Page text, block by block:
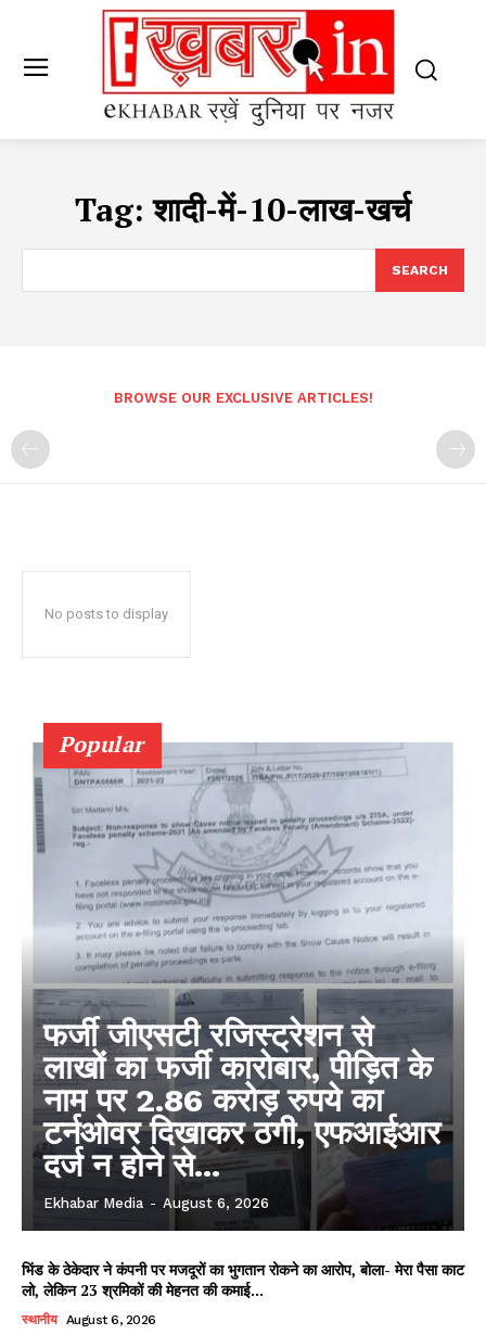
Tag:शादी-में-10-लाख-खर्च
SEARCH
BROWSE OUR EXCLUSIVE ARTICLES!
No posts to display
Popular
फर्जी जीएसटी रजिस्ट्रेशन से
लाखों का फर्जी कारोबार, पीड़ित के
नाम पर 2.86 करोड़ रुपये का
टर्नओवर दिखाकर ठगी, एफआईआर
दर्ज न होने से...
Ekhabar Media - August 6, 2026
भिंड के ठेकेदार ने कंपनी पर मजदूरों का भुगतान रोकने का आरोप, बोला- मेरा पैसा काट
लो, लेकिन 23 श्रमिकों की मेहनत की कमाई...
स्थानीय August 6, 2026